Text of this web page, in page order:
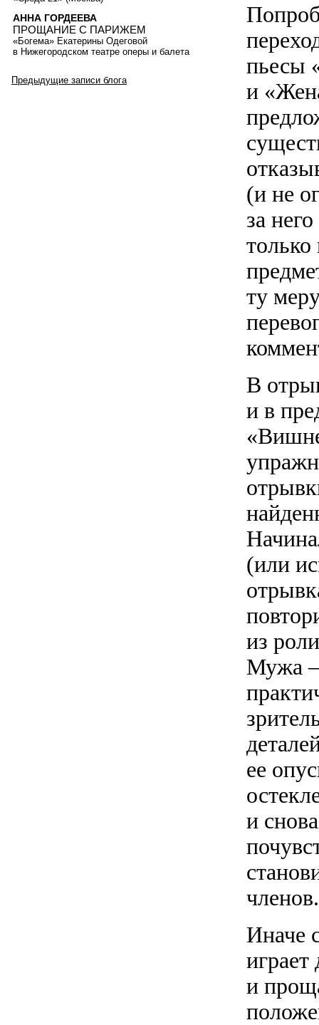
пьесы
и
(и не
за
ту
В
и в
(или
из
Мужа
ее
и
членов.
Иначе
и
АННА ГОРДЕЕВА
ПРОЩАНИЕ С ПАРИЖЕМ
«Богема» Екатерины Одеговой
в Нижегородском театре оперы и балета
Предыдущие записи блога